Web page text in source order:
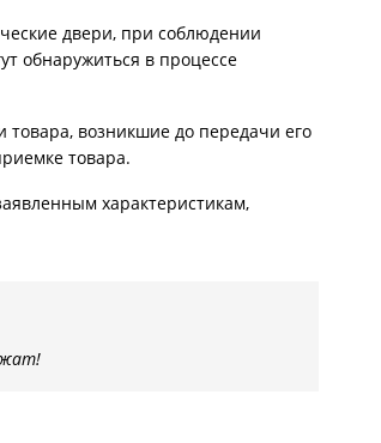
двери, при соблюдении
обнаружиться в процессе
товара, возникшие до передачи его
товара.
характеристикам,